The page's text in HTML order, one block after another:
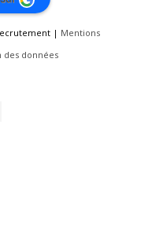
| Mentions
des données